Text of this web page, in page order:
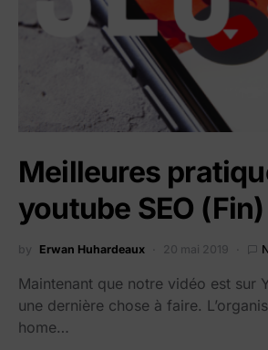
Meilleures
youtube SEO (Fin)
by Erwan Huhardeaux 20 mai 2019
Maintenant que notre vidéo est sur
une dernière chose à faire.
home…